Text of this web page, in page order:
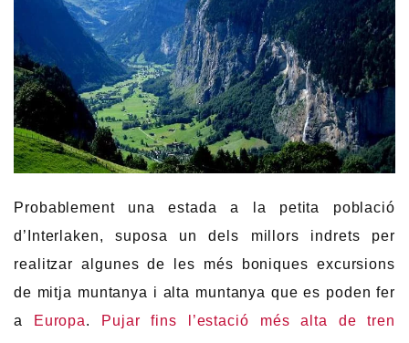
Probablement una estada a la petita població
d’Interlaken, suposa un dels millors indrets per
realitzar algunes de les més boniques excursions
de mitja muntanya i alta muntanya que es poden fer
a
Europa.
Pujar fins l’estació més alta de tren